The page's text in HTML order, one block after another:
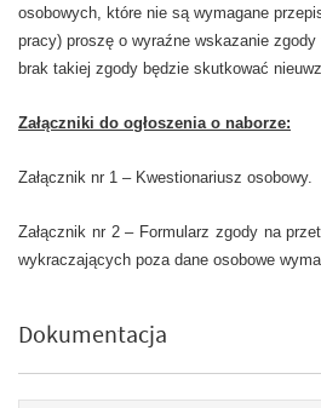
osobowych, które nie są wymagane
pracy) proszę o wyraźne wskazanie
brak takiej zgody będzie skutkować
Załączniki do ogłoszenia o naborze:
Załącznik nr 1 – Kwestionariusz osobowy.
Załącznik nr 2 – Formularz zgody na
wykraczających poza dane osobowe
Dokumentacja